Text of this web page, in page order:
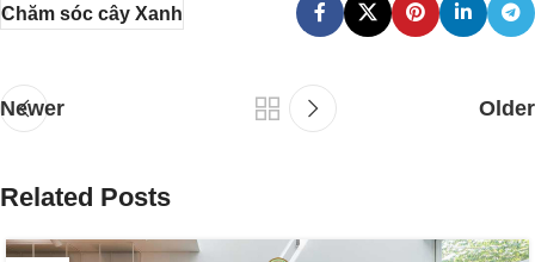
Chăm sóc cây Xanh
Newer Older
Related Posts